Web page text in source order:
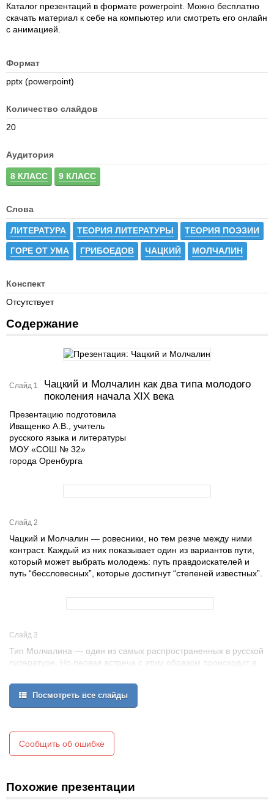
Каталог презентаций в формате powerpoint. Можно бесплатно
скачать материал к себе на компьютер или смотреть его онлайн
с анимацией.
Формат
pptx (powerpoint)
Количество слайдов
20
Аудитория
8 КЛАСС 9 КЛАСС
Слова
ЛИТЕРАТУРА ТЕОРИЯ ЛИТЕРАТУРЫ ТЕОРИЯ ПОЭЗИИ
ГОРЕ ОТ УМА ГРИБОЕДОВ ЧАЦКИЙ МОЛЧАЛИН
Конспект
Отсутствует
Содержание
Слайд 1
Чацкий и Молчалин как два типа молодого
поколения начала XIX века
Презентацию подготовила
Иващенко А.В., учитель
русского языка и литературы
МОУ «СОШ № 32»
города Оренбурга
Слайд 2
Чацкий и Молчалин — ровесники, но тем резче между ними
контраст. Каждый из них показывает один из вариантов пути,
который может выбрать молодежь: путь правдоискателей и
путь “бессловесных”, которые достигнут “степеней известных”.
Слайд 3
Тип Молчалина — один из самых распространенных в русской
литературе. Но первая встреча с этим образом происходит в
публицистического обобщения. Маленького чиновника —
секретаря Фамусова — автор возвел в символ значительной
социально-политической группы.Молчалин стал нарицательным
Посмотреть все слайды
Сообщить об ошибке
Похожие презентации